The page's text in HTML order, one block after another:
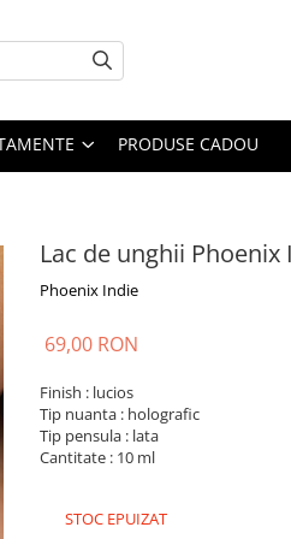
PRODUSE CADOU
Lac de unghii
Phoenix Indie
69,00 RON
Finish : lucios
Tip nuanta : holografic
Tip pensula : lata
Cantitate : 10 ml
STOC EPUIZAT